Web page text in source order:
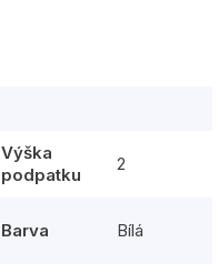
Výška
podpatku
2
Barva Bílá